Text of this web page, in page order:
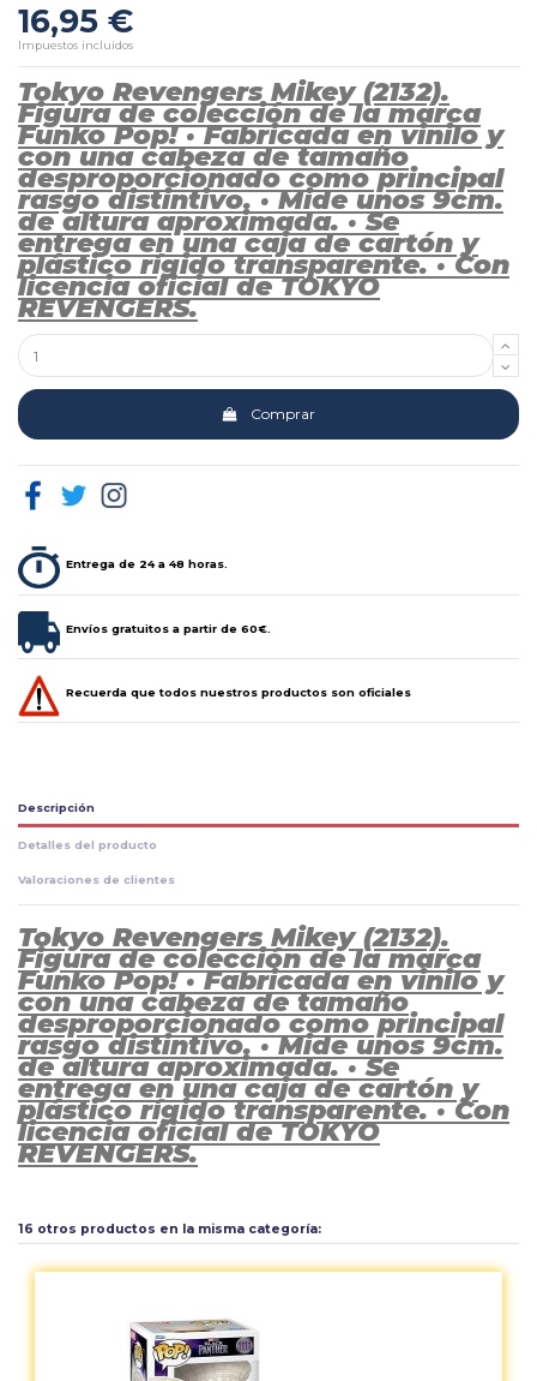
16,95 €
Impuestos incluidos
Tokyo Revengers Mikey (2132).
Figura de colección de la marca
Funko Pop! · Fabricada en vinilo y
con una cabeza de tamaño
desproporcionado como principal
rasgo distintivo. · Mide unos 9cm.
de altura aproximada. · Se
entrega en una caja de cartón y
plástico rígido transparente. · Con
licencia oficial de TOKYO
REVENGERS.
Comprar
Entrega de 24 a 48 horas.
Envíos gratuitos a partir de 60€.
Recuerda que todos nuestros productos son oficiales
Descripción
Detalles del producto
Valoraciones de clientes
Tokyo Revengers Mikey (2132).
Figura de colección de la marca
Funko Pop! · Fabricada en vinilo y
con una cabeza de tamaño
desproporcionado como principal
rasgo distintivo. · Mide unos 9cm.
de altura aproximada. · Se
entrega en una caja de cartón y
plástico rígido transparente. · Con
licencia oficial de TOKYO
REVENGERS.
16 otros productos en la misma categoría: